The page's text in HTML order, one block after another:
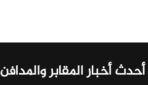
أحدث أخبار المقابر والمدافن